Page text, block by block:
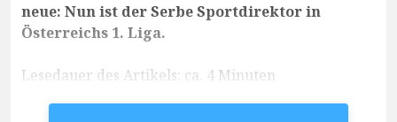
neue: Nun ist der Serbe Sportdirektor in
Österreichs 1. Liga.
Lesedauer des Artikels: ca. 4 Minuten